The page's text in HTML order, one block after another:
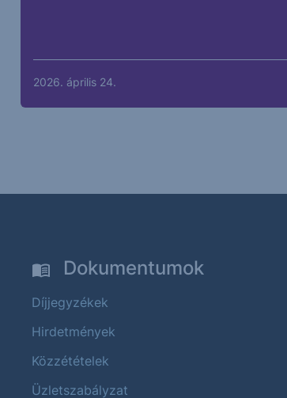
2026. április 24.
Dokumentumok
Díjjegyzékek
Hirdetmények
Közzétételek
Üzletszabályzat